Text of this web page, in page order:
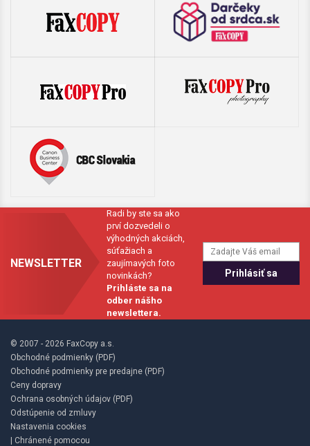
NEWSLETTER
Radi by ste sa ako
prví dozvedeli o
výhodných akciách,
súťažiach a
zaujímavých foto
novinkách?
Prihláste sa na
odber nášho
newslettera.
© 2007 - 2026 FaxCopy a.s.
Obchodné podmienky (PDF)
Obchodné podmienky pre predajne (PDF)
Ceny dopravy
Ochrana osobných údajov (PDF)
Odstúpenie od zmluvy
Nastavenia cookies
| Chránené pomocou